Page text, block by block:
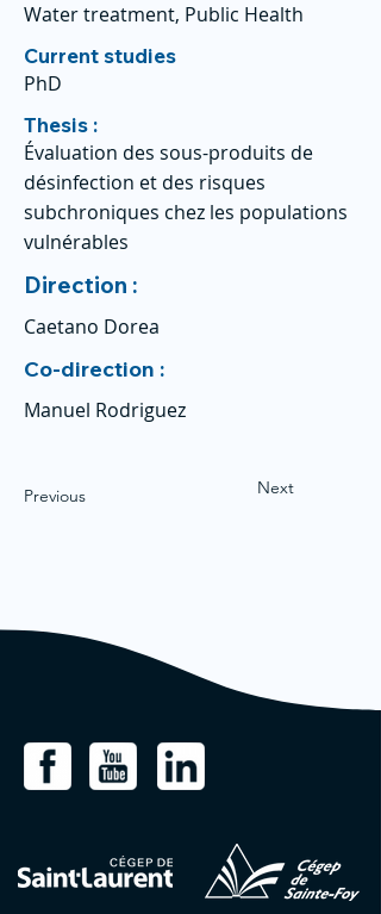
Water treatment, Public Health
Current studies
PhD
Thesis :
Évaluation des sous-produits de
désinfection et des risques
subchroniques chez les populations
vulnérables
Direction :
Caetano Dorea
Co-direction :
Manuel Rodriguez
Previous Next